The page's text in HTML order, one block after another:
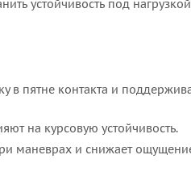
устойчивость под нагрузкой
в пятне контакта и
на курсовую устойчивость.
маневрах и снижает